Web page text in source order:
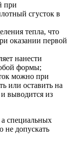
при
сгусток в
тепла, что
оказании первой
нанести
формы;
можно при
или оставить на
и выводится из
а специальных
не допускать